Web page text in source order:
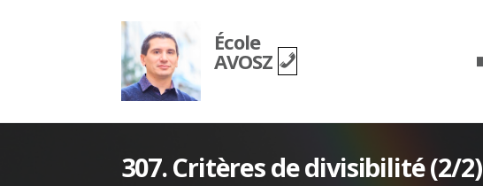
École
AVOSZ
307. Critères de divisibilité (2/2)